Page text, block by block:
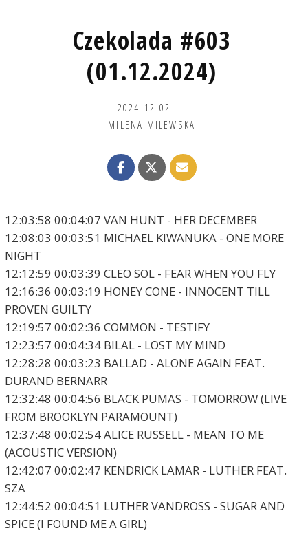
Czekolada #603
(01.12.2024)
2024-12-02
MILENA MILEWSKA
12:03:58 00:04:07 VAN HUNT - HER DECEMBER
12:08:03 00:03:51 MICHAEL KIWANUKA - ONE MORE
NIGHT
12:12:59 00:03:39 CLEO SOL - FEAR WHEN YOU FLY
12:16:36 00:03:19 HONEY CONE - INNOCENT TILL
PROVEN GUILTY
12:19:57 00:02:36 COMMON - TESTIFY
12:23:57 00:04:34 BILAL - LOST MY MIND
12:28:28 00:03:23 BALLAD - ALONE AGAIN FEAT.
DURAND BERNARR
12:32:48 00:04:56 BLACK PUMAS - TOMORROW (LIVE
FROM BROOKLYN PARAMOUNT)
12:37:48 00:02:54 ALICE RUSSELL - MEAN TO ME
(ACOUSTIC VERSION)
12:42:07 00:02:47 KENDRICK LAMAR - LUTHER FEAT.
SZA
12:44:52 00:04:51 LUTHER VANDROSS - SUGAR AND
SPICE (I FOUND ME A GIRL)